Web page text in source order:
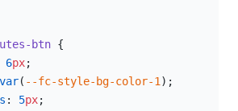
btn {
6px;
var( --fc-style-bg-color-1 );
: 5px;